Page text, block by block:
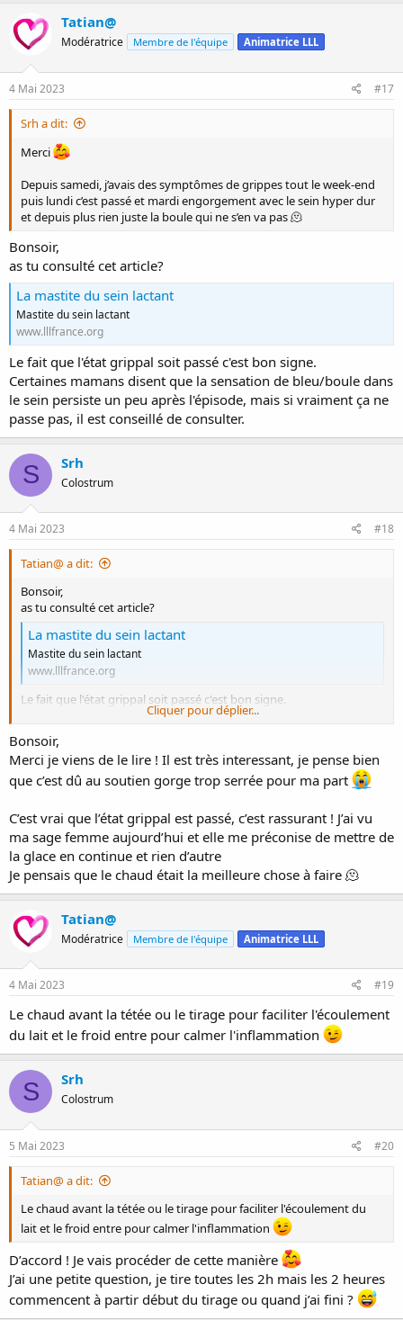
Tatian@
Modératrice Membre de l'équipe Animatrice LLL
4 Mai 2023 #17
Srh a dit:
Merci
Depuis samedi, j’avais des symptômes de grippes tout le week-end
puis lundi c’est passé et mardi engorgement avec le sein hyper dur
et depuis plus rien juste la boule qui ne s’en va pas 🫠
Bonsoir,
as tu consulté cet article?
La mastite du sein lactant
Mastite du sein lactant
www.lllfrance.org
Le fait que l'état grippal soit passé c'est bon signe.
Certaines mamans disent que la sensation de bleu/boule dans
le sein persiste un peu après l'épisode, mais si vraiment ça ne
passe pas, il est conseillé de consulter.
S Srh
Colostrum
4 Mai 2023 #18
Tatian@ a dit:
Bonsoir,
as tu consulté cet article?
La mastite du sein lactant
Mastite du sein lactant
www.lllfrance.org
Le fait que l'état grippal soit passé c'est bon signe.
Certaines mamans disent que la sensation de bleu/boule dans le
pas, il est conseillé de consulter.
Cliquer pour déplier...
Bonsoir,
Merci je viens de le lire ! Il est très interessant, je pense bien
que c’est dû au soutien gorge trop serrée pour ma part
C’est vrai que l’état grippal est passé, c’est rassurant ! J’ai vu
ma sage femme aujourd’hui et elle me préconise de mettre de
la glace en continue et rien d’autre
Je pensais que le chaud était la meilleure chose à faire 🫠
Tatian@
Modératrice Membre de l'équipe Animatrice LLL
4 Mai 2023 #19
Le chaud avant la tétée ou le tirage pour faciliter l'écoulement
du lait et le froid entre pour calmer l'inflammation
S Srh
Colostrum
5 Mai 2023 #20
Tatian@ a dit:
Le chaud avant la tétée ou le tirage pour faciliter l'écoulement du
lait et le froid entre pour calmer l'inflammation
D’accord ! Je vais procéder de cette manière
J’ai une petite question, je tire toutes les 2h mais les 2 heures
commencent à partir début du tirage ou quand j’ai fini ?